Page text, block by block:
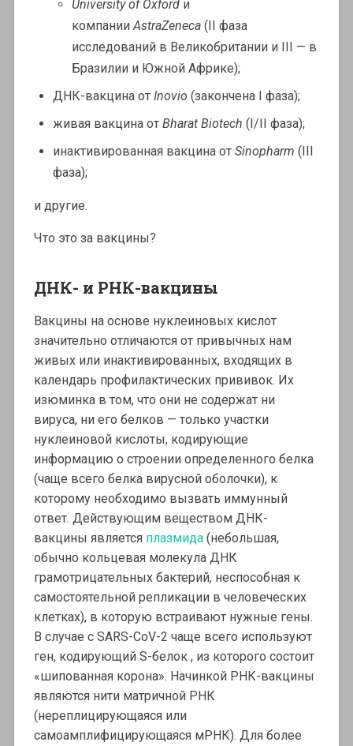
University of Oxfordи
компании AstraZeneca(II фаза
исследований в Великобритании и III — в
Бразилии и Южной Африке);
ДНК-вакцина от Inovio (закончена I фаза);
живая вакцина от Bharat Biotech (I/II фаза);
инактивированная вакцина от Sinopharm (III
фаза);
и другие.
Что это за вакцины?
ДНК- и РНК-вакцины
Вакцины на основе нуклеиновых кислот
значительно отличаются от привычных нам
живых или инактивированных, входящих в
календарь профилактических прививок. Их
изюминка в том, что они не содержат ни
вируса, ни его белков — только участки
нуклеиновой кислоты, кодирующие
информацию о строении определенного белка
(чаще всего белка вирусной оболочки), к
которому необходимо вызвать иммунный
ответ. Действующим веществом ДНК-
вакцины является плазмида(небольшая,
обычно кольцевая молекула ДНК
грамотрицательных бактерий, неспособная к
самостоятельной репликации в человеческих
клетках), в которую встраивают нужные гены.
В случае с SARS-CoV-2 чаще всего используют
ген, кодирующий S-белок , из которого состоит
«шипованная корона». Начинкой РНК-вакцины
являются нити матричной РНК
(нереплицирующаяся или
самоамплифицирующаяся мРНК). Для более